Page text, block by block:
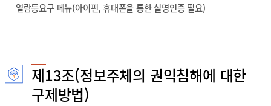
열람등요구 메뉴(아이핀, 휴대폰을 통한 실명인증 필요)
제13조(정보주체의 권익침해에 대한
구제방법)